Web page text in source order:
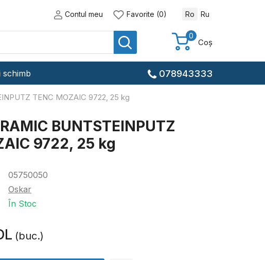
Contul meu Favorite (0) Ro Ru
0
Coș
schimb 078943333
TENC MOZAIC 9722, 25 kg
BUNTSTEINPUTZ
9722, 25 kg
05750050
Oskar
În Stoc
(buc.)